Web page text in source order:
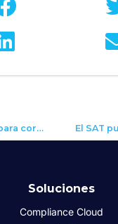
Fecha límite para corregir CFDI de nómina emitidos durante el ejercicio fiscal 2022
Soluciones
Compliance Cloud